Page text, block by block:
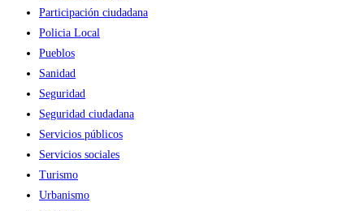
Participación ciudadana
Policia Local
Pueblos
Sanidad
Seguridad
Seguridad ciudadana
Servicios públicos
Servicios sociales
Turismo
Urbanismo